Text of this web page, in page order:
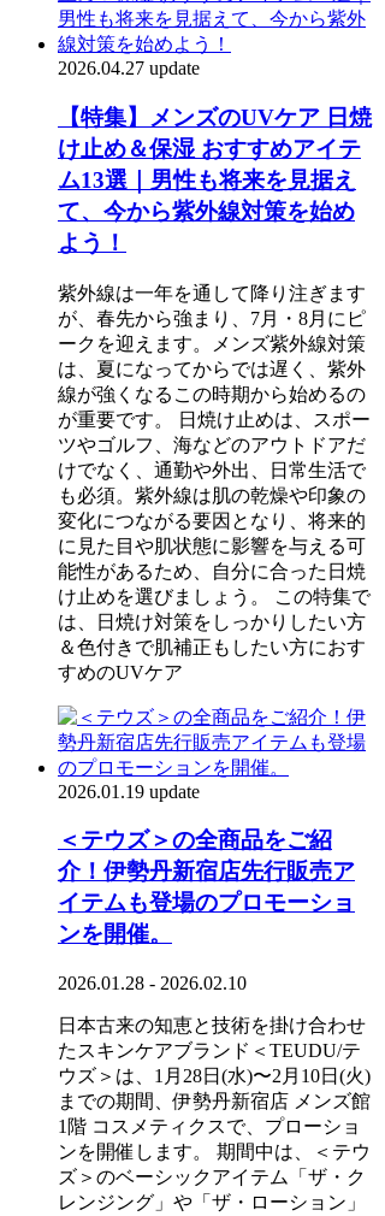
2026.04.27 update
【特集】メンズのUVケア 日焼
け止め＆保湿 おすすめアイテ
ム13選｜男性も将来を見据え
て、今から紫外線対策を始め
よう！
紫外線は一年を通して降り注ぎます
が、春先から強まり、7月・8月にピ
ークを迎えます。メンズ紫外線対策
は、夏になってからでは遅く、紫外
線が強くなるこの時期から始めるの
が重要です。 日焼け止めは、スポー
ツやゴルフ、海などのアウトドアだ
けでなく、通勤や外出、日常生活で
も必須。紫外線は肌の乾燥や印象の
変化につながる要因となり、将来的
に見た目や肌状態に影響を与える可
能性があるため、自分に合った日焼
け止めを選びましょう。 この特集で
は、日焼け対策をしっかりしたい方
＆色付きで肌補正もしたい方におす
すめのUVケア
2026.01.19 update
＜テウズ＞の全商品をご紹
介！伊勢丹新宿店先行販売ア
イテムも登場のプロモーショ
ンを開催。
2026.01.28 - 2026.02.10
日本古来の知恵と技術を掛け合わせ
たスキンケアブランド＜TEUDU/テ
ウズ＞は、1月28日(水)〜2月10日(火)
までの期間、伊勢丹新宿店 メンズ館
1階 コスメティクスで、プローショ
ンを開催します。 期間中は、＜テウ
ズ＞のベーシックアイテム「ザ・ク
レンジング」や「ザ・ローション」